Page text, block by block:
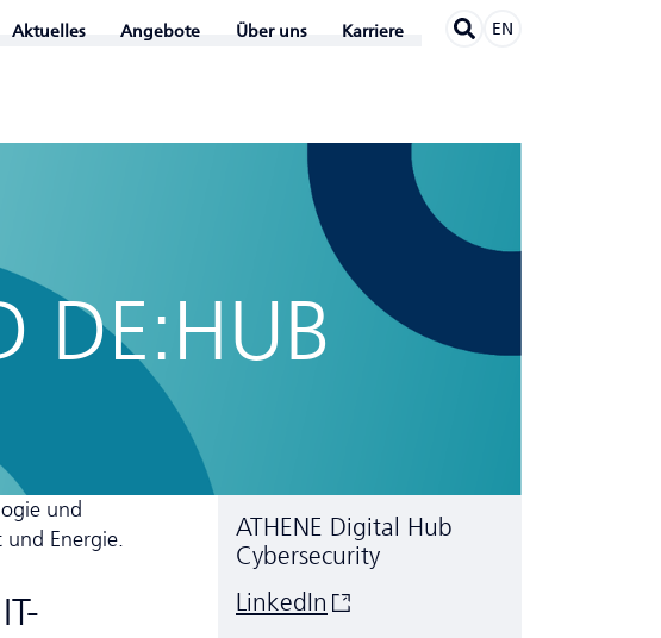
Aktuelles Angebote Über uns Karriere EN
DE:HUB
und
Energie.
ATHENE Digital Hub
Cyber­security
LinkedIn